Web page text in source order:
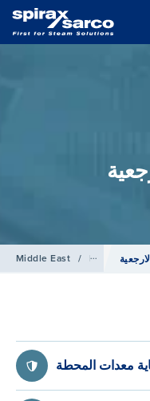
Middle East / Products /
معدات المحطة